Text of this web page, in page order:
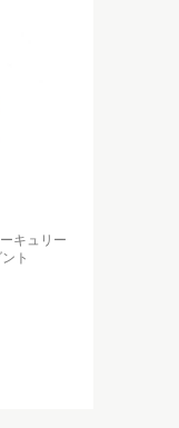
キュリー
ト